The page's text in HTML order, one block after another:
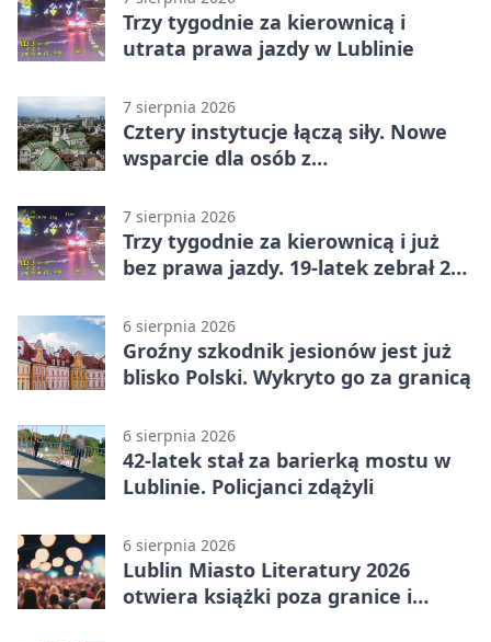
Trzy tygodnie za kierownicą i
utrata prawa jazdy w Lublinie
7 sierpnia 2026
Cztery instytucje łączą siły. Nowe
wsparcie dla osób z
7 sierpnia 2026
Trzy tygodnie za kierownicą i już
bez prawa jazdy. 19-latek zebrał 23
6 sierpnia 2026
Groźny szkodnik jesionów jest już
blisko Polski. Wykryto go za granicą
6 sierpnia 2026
42-latek stał za barierką mostu w
Lublinie. Policjanci zdążyli
6 sierpnia 2026
Lublin Miasto Literatury 2026
otwiera książki poza granice i